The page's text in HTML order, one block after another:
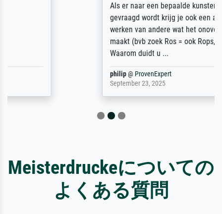
Als er naar een bepaalde kunstenaar
gevraagd wordt krijg je ook een aantal
werken van andere wat het onoverzichtelijk
maakt (bvb zoek Ros = ook Rops, Rose etc).
Meisterdruckeについての
よくある質問